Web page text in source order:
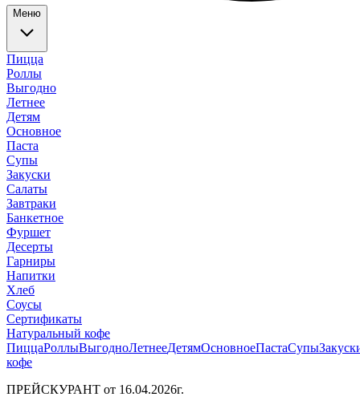
Меню
Пицца
Роллы
Выгодно
Летнее
Детям
Основное
Паста
Супы
Закуски
Салаты
Завтраки
Банкетное
Фуршет
Десерты
Гарниры
Напитки
Хлеб
Соусы
Сертификаты
Натуральный кофе
ПиццаРоллыВыгодноЛетнееДетямОсновноеПастаСупы
кофе
ПРЕЙСКУРАНТ от 16.04.2026г.